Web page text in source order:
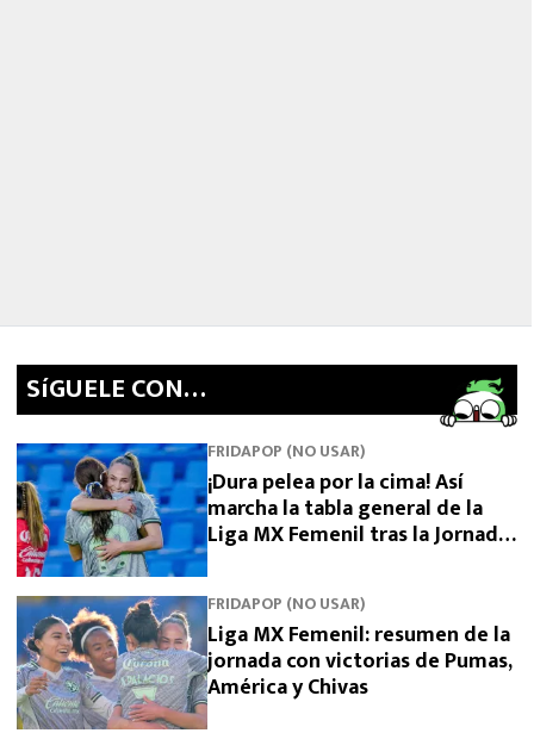
SíGUELE CON…
FRIDAPOP (NO USAR)
¡Dura pelea por la cima! Así
marcha la tabla general de la
Liga MX Femenil tras la Jornada
FRIDAPOP (NO USAR)
Liga MX Femenil: resumen de la
jornada con victorias de Pumas,
América y Chivas